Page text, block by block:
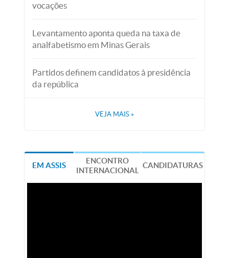
vocações
Levantamento aponta queda na taxa de
analfabetismo em Minas Gerais
Partidos definem candidatos à presidência
da república
VEJA MAIS »
EM ASSIS
ENCONTRO
INTERNACIONAL
CANDIDATURAS